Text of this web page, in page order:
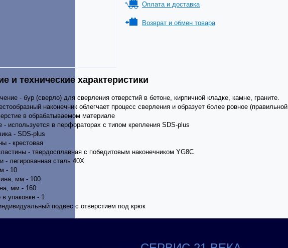
Оплата и доставка
Возврат и обмен товара
и технические характеристики
- бур (сверло) для сверления отверстий в бетоне, кирпичной кладке, камне, граните.
наконечник облегчает процесс сверления и образует более ровное (правильной
в обрабатываемом материале
- используется в перфораторах с типом крепления SDS-plus
- SDS-plus
- крестовая
- твердосплавная с победитовым наконечником YG8C
- легированная сталь 40Х
- 10
мм - 100
мм - 160
в упаковке - 1
подвес с отверстием под крюк